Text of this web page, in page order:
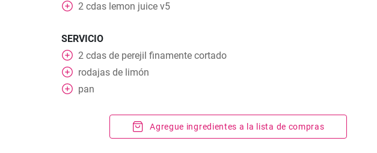
2 cdas lemon juice v5
SERVICIO
2 cdas de perejil finamente cortado
rodajas de limón
pan
Agregue ingredientes a la lista de compras